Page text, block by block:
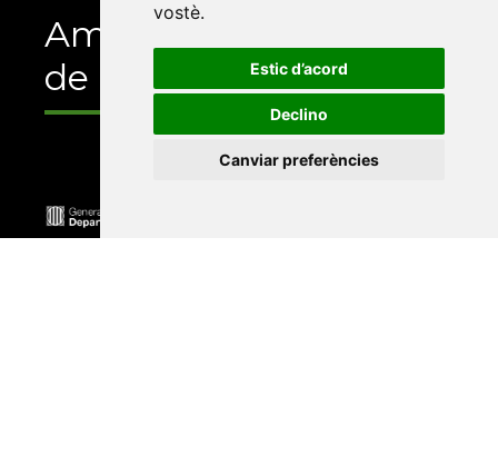
vostè.
Estic d’acord
Declino
Canviar preferències
Amb el suport
de